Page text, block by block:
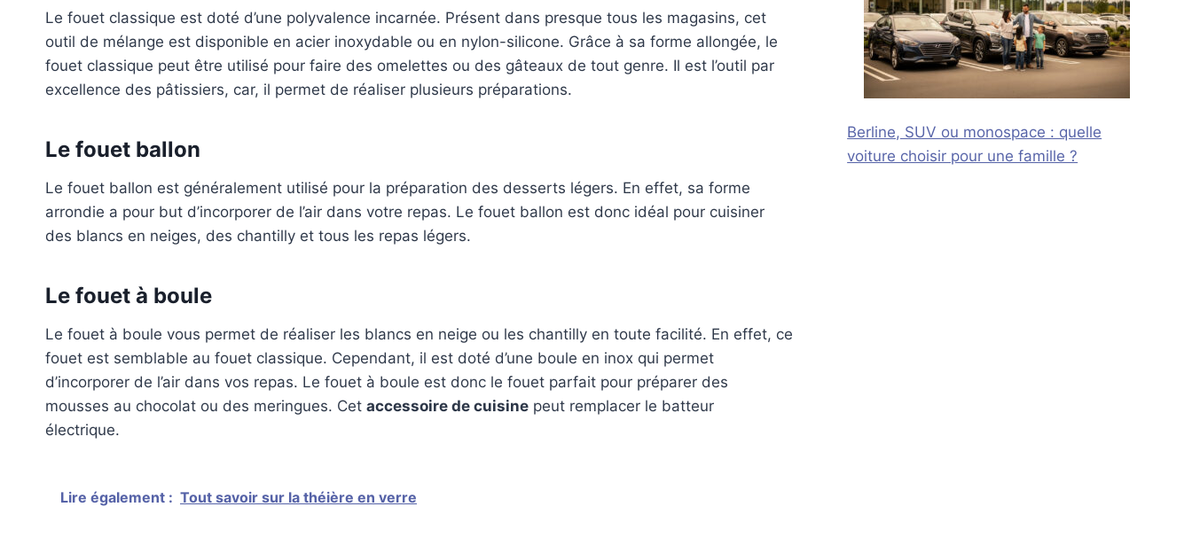
Le fouet classique est doté d’une polyvalence incarnée. Présent dans presque tous les magasins, cet
outil de mélange est disponible en acier inoxydable ou en nylon-silicone. Grâce à sa forme allongée, le
fouet classique peut être utilisé pour faire des omelettes ou des gâteaux de tout genre. Il est l’outil par
excellence des pâtissiers, car, il permet de réaliser plusieurs préparations.
Le fouet ballon
Le fouet ballon est généralement utilisé pour la préparation des desserts légers. En effet, sa forme
arrondie a pour but d’incorporer de l’air dans votre repas. Le fouet ballon est donc idéal pour cuisiner
des blancs en neiges, des chantilly et tous les repas légers.
Le fouet à boule
Le fouet à boule vous permet de réaliser les blancs en neige ou les chantilly en toute facilité. En effet, ce
fouet est semblable au fouet classique. Cependant, il est doté d’une boule en inox qui permet
d’incorporer de l’air dans vos repas. Le fouet à boule est donc le fouet parfait pour préparer des
mousses au chocolat ou des meringues. Cet accessoire de cuisine peut remplacer le batteur
électrique.
Lire également : Tout savoir sur la théière en verre
Berline, SUV ou monospace : quelle
voiture choisir pour une famille ?